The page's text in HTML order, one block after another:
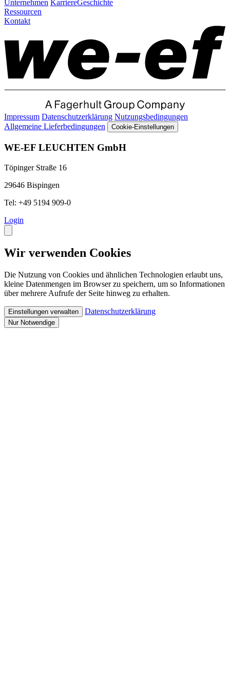
Unternehmen KarriereGeschichte
Ressourcen
Kontakt
Impressum Datenschutzerklärung Nutzungsbedingungen
Allgemeine Lieferbedingungen
Cookie-Einstellungen
WE-EF LEUCHTEN GmbH
Töpinger Straße 16
29646 Bispingen
Tel: +49 5194 909-0
Login
Wir verwenden Cookies
Die Nutzung von Cookies und ähnlichen Technologien erlaubt uns,
kleine Datenmengen im Browser zu speichern, um so Informationen
über mehrere Aufrufe der Seite hinweg zu erhalten.
Einstellungen verwalten Datenschutzerklärung
Nur Notwendige